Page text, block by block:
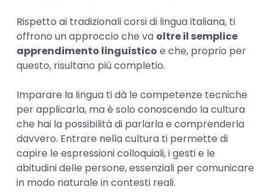
Rispetto ai tradizionali corsi di lingua italiana, ti
offrono un approccio che va oltre il semplice
apprendimento linguistico e che, proprio per
questo, risultano più completio.
Imparare la lingua ti dà le competenze tecniche
per applicarla, ma è solo conoscendo la cultura
che hai la possibilità di parlarla e comprenderla
davvero. Entrare nella cultura ti permette di
capire le espressioni colloquiali, i gesti e le
abitudini delle persone, essenziali per comunicare
in modo naturale in contesti reali.